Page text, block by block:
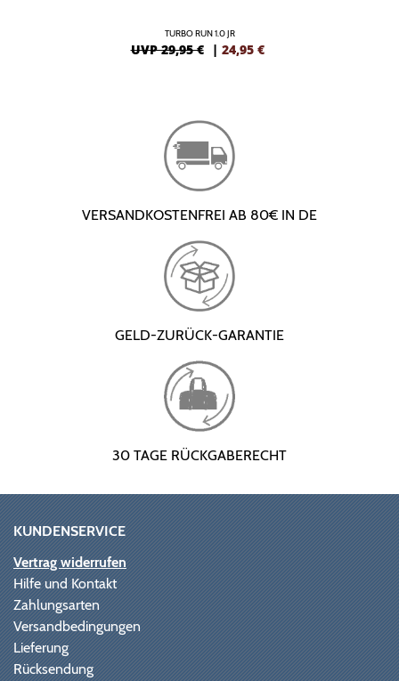
TURBO RUN 1.0 JR
UVP 29,95 € | 24,95 €
VERSANDKOSTENFREI AB 80€ IN DE
GELD-ZURÜCK-GARANTIE
30 TAGE RÜCKGABERECHT
KUNDENSERVICE
Vertrag widerrufen
Hilfe und Kontakt
Zahlungsarten
Versandbedingungen
Lieferung
Rücksendung